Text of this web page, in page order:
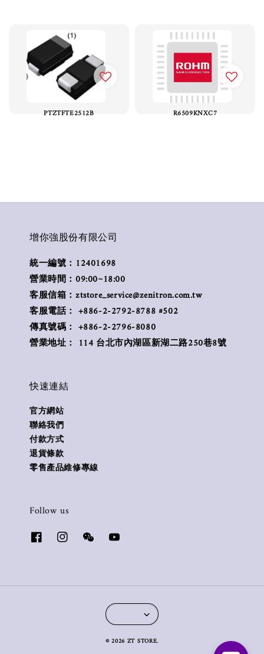
PTZTFTE2512B R6509KNXC7
增你強股份有限公司
統一編號：12401698
營業時間：09:00~18:00
客服信箱：ztstore_service@zenitron.com.tw
客服電話： +886-2-2792-8788 #502
傳真號碼： +886-2-2796-8080
營業地址： 114 台北市內湖區新湖二路250巷8號
快速連結
官方網站
聯絡我們
付款方式
退貨條款
零售產品維修專線
Follow us
© 2026 ZT STORE.